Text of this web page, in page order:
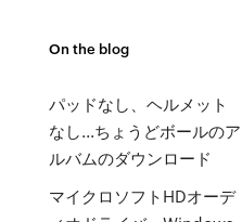
On the blog
パッドなし、ヘルメット
なし...ちょうどボールのア
ルバムのダウンロード
マイクロソフトHDオーデ